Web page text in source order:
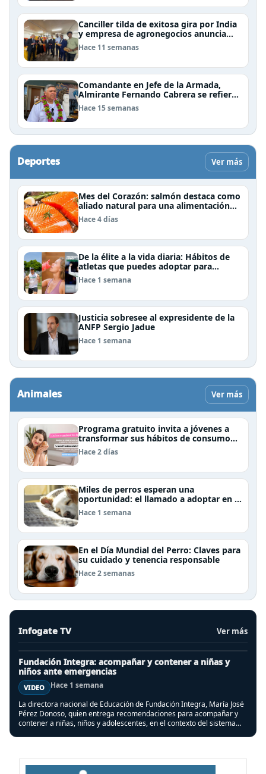
Canciller tilda de exitosa gira por India
y empresa de agronegocios anuncia
aumento de importaciones chilenas
Hace 11 semanas
Comandante en Jefe de la Armada,
Almirante Fernando Cabrera se refiere
al trabajo que realiza la Armada en
Rapa Nui
Hace 15 semanas
Deportes Ver más
Mes del Corazón: salmón destaca como
aliado natural para una alimentación
rica en Omega-3
Hace 4 días
De la élite a la vida diaria: Hábitos de
atletas que puedes adoptar para
mejorar tu rendimiento físico
Hace 1 semana
Justicia sobresee al expresidente de la
ANFP Sergio Jadue
Hace 1 semana
Animales Ver más
Programa gratuito invita a jóvenes a
transformar sus hábitos de consumo
cosmético, alimenticio y de moda
Hace 2 días
Miles de perros esperan una
oportunidad: el llamado a adoptar en el
Día Internacional del Perro Callejero
Hace 1 semana
En el Día Mundial del Perro: Claves para
su cuidado y tenencia responsable
Hace 2 semanas
Infogate TV Ver más
Fundación Integra: acompañar y contener a niñas y
niños ante emergencias
VIDEO
Hace 1 semana
La directora nacional de Educación de Fundación Integra, María José
Pérez Donoso, quien entrega recomendaciones para acompañar y
contener a niñas, niños y adolescentes, en el contexto del sistema